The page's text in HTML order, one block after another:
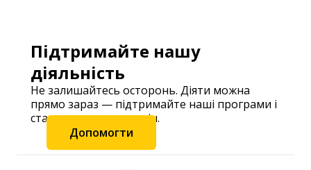
Підтримайте нашу
діяльність
Не залишайтесь осторонь. Діяти можна
прямо зараз — підтримайте наші програми і
станьте частиною змін.
Допомогти